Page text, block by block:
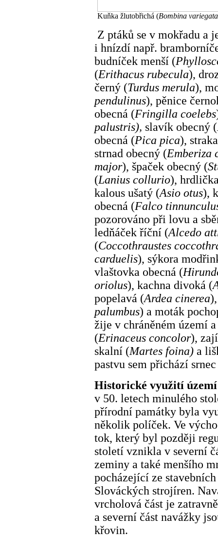
Kuňka žlutobřichá (Bombina variegata
Z ptáků se v mokřadu a
i hnízdí např.
budníček menší (
(Erithacus rubecula),
černý (Turdus merula),
pendulinus), pěnice
obecná (Fringilla coelebs
palustris), slavík obecný (
obecná (Pica pica),
strnad obecný (Emberiza
major), špaček obecný (
(Lanius collurio),
kalous ušatý (Asio otus),
obecná (Falco
pozorováno při lovu a
ledňáček říční (Alcedo
(Coccothraustes
carduelis), sýkora
vlaštovka obecná (
oriolus), kachna divoká (
popelavá (Ardea cinerea
palumbus) a moták
žije v chráněném území
(Erinaceus concolor),
skalní (Martes foina) a
pastvu sem přichází
Historické využití území
v 50. letech minulého
přírodní památky byla
několik políček. Ve
tok, který byl později
století vznikla v severní
zeminy a také menšího
pocházející ze
Slováckých strojíren.
vrcholová část je
a severní část navážky
křovin.